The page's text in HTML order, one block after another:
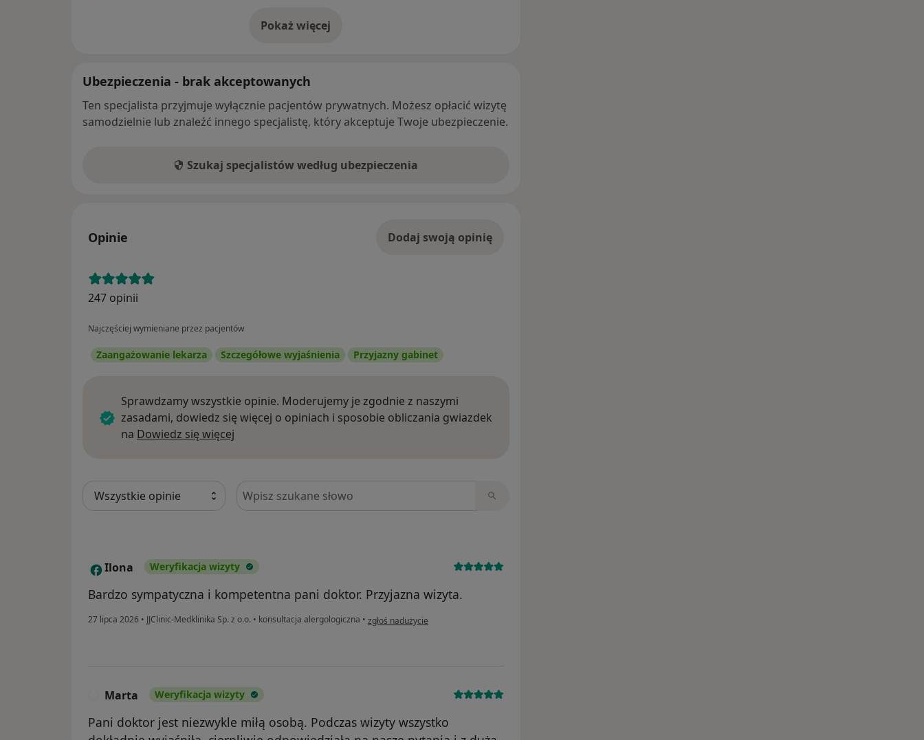
Pokaż więcej
o adresie
Ubezpieczenia - brak akceptowanych
Ten specjalista przyjmuje wyłącznie pacjentów prywatnych. Możesz opłacić wizytę
samodzielnie lub znaleźć innego specjalistę, który akceptuje Twoje ubezpieczenie.
Szukaj specjalistów według ubezpieczenia
Opinie Dodaj swoją opinię
247 opinii
Najczęściej wymieniane przez pacjentów
Zaangażowanie lekarza Szczegółowe wyjaśnienia Przyjazny gabinet
Sprawdzamy wszystkie opinie. Moderujemy je zgodnie z naszymi
zasadami, dowiedz się więcej o opiniach i sposobie obliczania gwiazdek
na Dowiedz się więcej
Szukaj w opiniach
I Ilona Weryfikacja wizyty
Bardzo sympatyczna i kompetentna pani doktor. Przyjazna wizyta.
27 lipca 2026 • JJClinic-Medklinika Sp. z o.o. • konsultacja alergologiczna • w opinii użytkownika Ilona
zgłoś nadużycie
Marta Weryfikacja wizyty
Pani doktor jest niezwykle miłą osobą. Podczas wizyty wszystko